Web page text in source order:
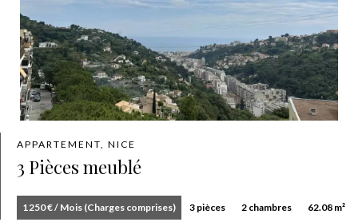
APPARTEMENT, NICE
3 Pièces meublé
1 250 € / Mois (Charges comprises) 3 pièces 2 chambres 62.08 m²